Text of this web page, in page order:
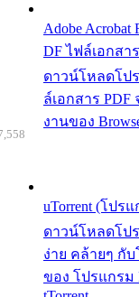
Adobe
DF ไฟล์เอกสา
ดาวน์โหลดโปร
ล์เอกสาร
งานของ
uTorrent (โปร
ดาวน์โหลดโปร
ง่าย คล้ายๆ กั
ของ โปรแกรม